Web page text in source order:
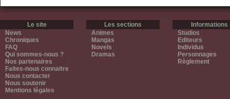
Le site
News
Chroniques
FAQ
Qui sommes-nous ?
Nos partenaires
Faites-nous connaitre
Nous contacter
Nous soutenir
Mentions légales
Les sections
Animes
Mangas
Novels
Dramas
Informations
Studios
Editeurs
Individus
Personnages
Règlement